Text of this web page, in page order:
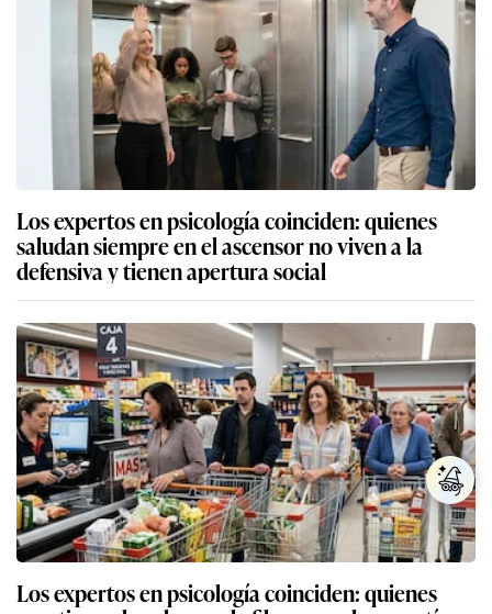
Los expertos en psicología coinciden: quienes
saludan siempre en el ascensor no viven a la
defensiva y tienen apertura social
Los expertos en psicología coinciden: quienes